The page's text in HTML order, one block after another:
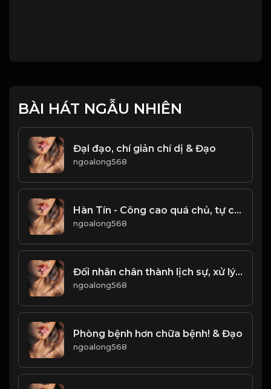
BÀI HÁT NGẪU NHIÊN
Đại đạo, chí giản chí dị & Đạo
ngoalong568
Hàn Tín - Công cao quá chủ, tự chuốc họa sát thân! & Đạo
ngoalong568
Đối nhân chân thành lịch sự, xử lý ẩn mình Khiêm hạ! Đạo
ngoalong568
Phòng bệnh hơn chữa bệnh! & Đạo
ngoalong568